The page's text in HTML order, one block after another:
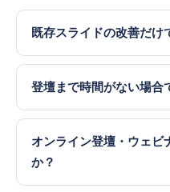
既存スライドの改善だけ
登壇まで時間がない場合
オンライン登壇・ウェビ
か？